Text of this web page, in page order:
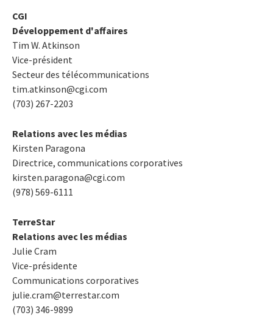
CGI
Développement d'affaires
Tim W. Atkinson
Vice-président
Secteur des télécommunications
tim.atkinson@cgi.com
(703) 267-2203
Relations avec les médias
Kirsten Paragona
Directrice, communications corporatives
kirsten.paragona@cgi.com
(978) 569-6111
TerreStar
Relations avec les médias
Julie Cram
Vice-présidente
Communications corporatives
julie.cram@terrestar.com
(703) 346-9899